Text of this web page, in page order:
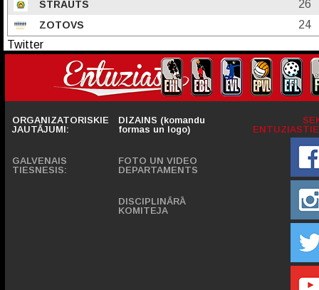
STRAUTS 26
ZOTOVS
24
Twitter
ORGANIZATORISKIE
JAUTĀJUMI:
GALVENAIS
TIESNESIS:
DIZAINS (komandu
formas un logo)
FOTO UN VIDEO
DEPARTAMENTS
DISCIPLINĀRĀ
KOMITEJA